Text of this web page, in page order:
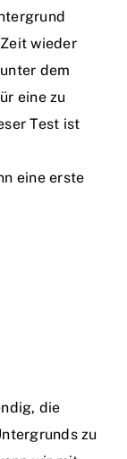
wieder
dem
eine zu
Test ist
eine erste
die
zu